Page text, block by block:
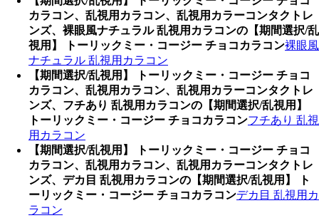
カラコン、乱視用カラコン、乱視用カラーコンタクトレ
ンズ、裸眼風ナチュラル 乱視用カラコンの【期間選択/乱
視用】 トーリックミー・コージー チョコカラコン裸眼風
ナチュラル 乱視用カラコン
【期間選択/乱視用】 トーリックミー・コージー チョコ
カラコン、乱視用カラコン、乱視用カラーコンタクトレ
ンズ、フチあり 乱視用カラコンの【期間選択/乱視用】
トーリックミー・コージー チョコカラコンフチあり 乱視
用カラコン
【期間選択/乱視用】 トーリックミー・コージー チョコ
カラコン、乱視用カラコン、乱視用カラーコンタクトレ
ンズ、デカ目 乱視用カラコンの【期間選択/乱視用】 ト
ーリックミー・コージー チョコカラコンデカ目 乱視用カ
ラコン